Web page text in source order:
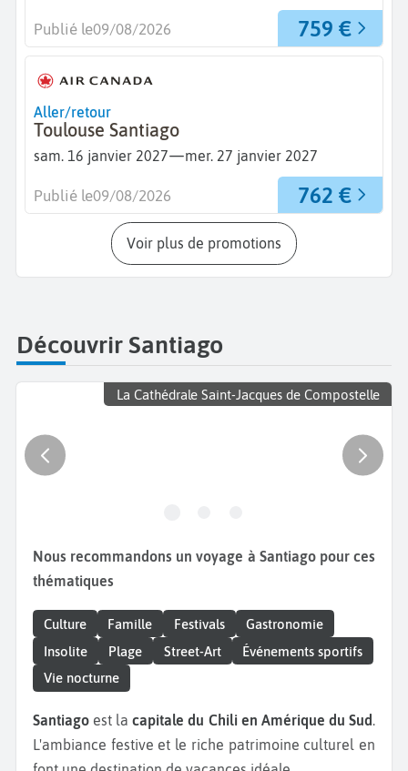
759 €
Publié le09/08/2026
Aller/retour
Toulouse Santiago
sam. 16 janvier 2027—mer. 27 janvier 2027
762 €
Publié le09/08/2026
Voir plus de promotions
Découvrir Santiago
La Cathédrale Saint-Jacques de Compostelle
Nous recommandons un voyage à Santiago pour ces
thématiques
Culture Famille Festivals
Gastronomie
Insolite
Plage Street-Art
Événements sportifs
Vie nocturne
Santiago est lacapitale du Chili en Amérique du Sud.
L'ambiance festive et le riche patrimoine culturel en